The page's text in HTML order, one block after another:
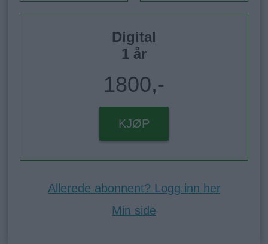
Digital
1 år
1800,-
KJØP
Allerede abonnent? Logg inn her
Min side